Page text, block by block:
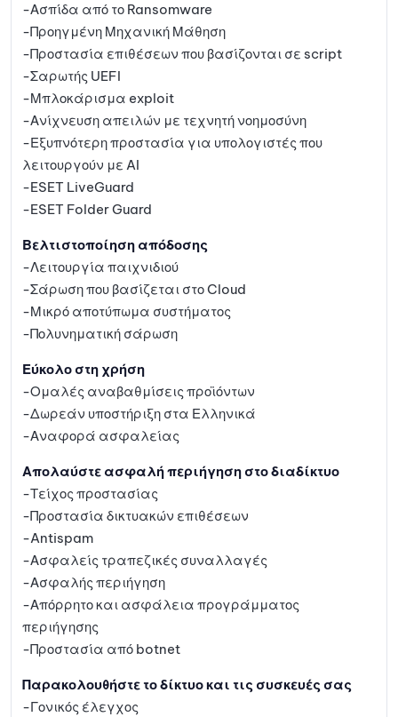
-Ασπίδα από το Ransomware
-Προηγμένη Μηχανική Μάθηση
-Προστασία επιθέσεων που βασίζονται σε script
-Σαρωτής UEFI
-Μπλοκάρισμα exploit
-Ανίχνευση απειλών με τεχνητή νοημοσύνη
-Εξυπνότερη προστασία για υπολογιστές που
λειτουργούν με AI
-ESET LiveGuard
-ESET Folder Guard
Βελτιστοποίηση απόδοσης
-Λειτουργία παιχνιδιού
-Σάρωση που βασίζεται στο Cloud
-Μικρό αποτύπωμα συστήματος
-Πολυνηματική σάρωση
Εύκολο στη χρήση
-Ομαλές αναβαθμίσεις προϊόντων
-Δωρεάν υποστήριξη στα Ελληνικά
-Αναφορά ασφαλείας
Απολαύστε ασφαλή περιήγηση στο διαδίκτυο
-Τείχος προστασίας
-Προστασία δικτυακών επιθέσεων
-Antispam
-Ασφαλείς τραπεζικές συναλλαγές
-Ασφαλής περιήγηση
-Απόρρητο και ασφάλεια προγράμματος
περιήγησης
-Προστασία από botnet
Παρακολουθήστε το δίκτυο και τις συσκευές σας
-Γονικός έλεγχος